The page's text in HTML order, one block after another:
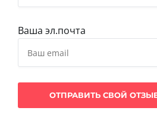
Ваша эл.почта